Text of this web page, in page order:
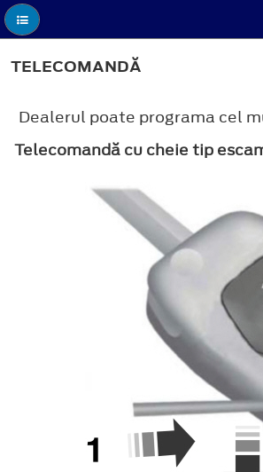
TELECOMANDĂ
Dealerul poate programa cel
Telecomandă cu cheie tip